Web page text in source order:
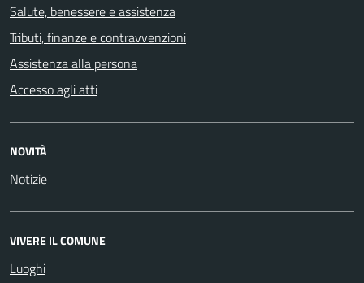
Salute, benessere e assistenza
Tributi, finanze e contravvenzioni
Assistenza alla persona
Accesso agli atti
NOVITÀ
Notizie
VIVERE IL COMUNE
Luoghi